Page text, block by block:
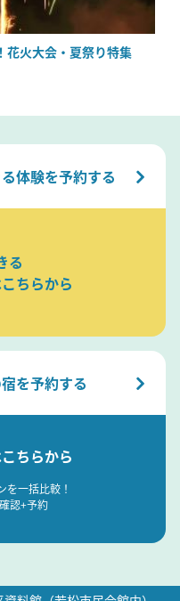
花火大会・夏祭り特集
体験を予約する
る
ちらから
を予約する
ちらから
を一括比較！
認+予約